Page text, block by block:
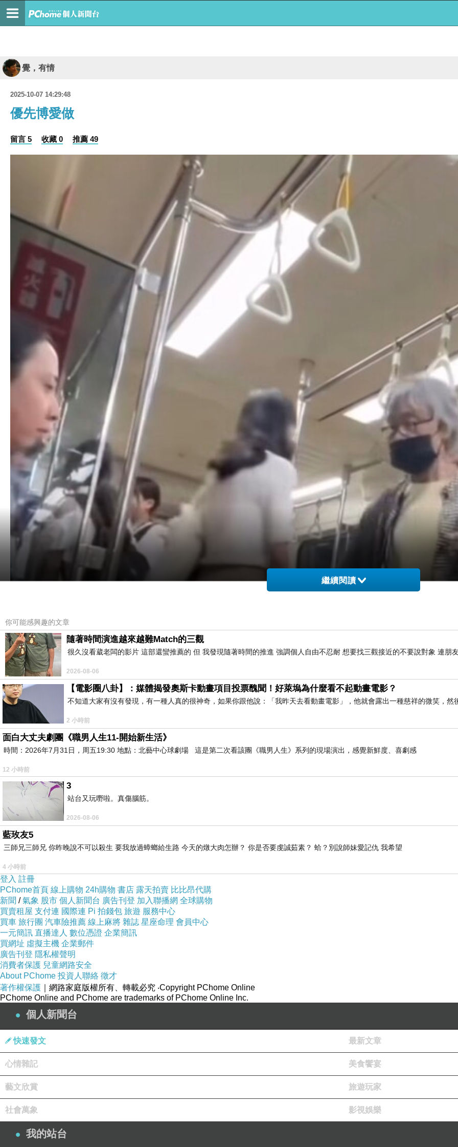
覺，有情
2025-10-07 14:29:48
優先博愛做
留言 5 收藏 0 推薦 49
繼續閱讀
你可能感興趣的文章
隨著時間演進越來越難Match的三觀
很久沒看葳老闆的影片 這部還蠻推薦的 但 我發現隨著時間的推進 強調個人自由不忍耐 想要找三觀接近的不要說對象 連朋
2026-08-06
【電影圈八卦】：媒體揭發奧斯卡動畫項目投票醜聞！好萊塢為什麼看不起動畫電影？
不知道大家有沒有發現，有一種人真的很神奇，如果你跟他說：「我昨天去看動畫電影」，他就會露出一種慈祥的微笑，然
2 小時前
面白大丈夫劇團《職男人生11-開始新生活》
時間：2026年7月31日，周五19:30 地點：北藝中心球劇場 這是第二次看該團《職男人生》系列的現場演出，感覺新鮮度、喜劇感
12 小時前
3
站台又玩嘢啦。真傷腦筋。
2026-08-06
藍玫友5
三師兄三師兄 你昨晚說不可以殺生 要我放過蟑螂給生路 今天的燉大肉怎辦？ 你是否要虔誠茹素？ 蛤？別說師妹愛記仇 我希望
4 小時前
登入 註冊
PChome首頁 線上購物 24h購物 書店 露天拍賣 比比昂代購
新聞 /氣象 股市 個人新聞台 廣告刊登 加入聯播網 全球購物
買賣租屋 支付連 國際連 Pi 拍錢包 旅遊 服務中心
買車 旅行團 汽車險推薦 線上麻將 雜誌 星座命理 會員中心
一元簡訊 直播達人 數位憑證 企業簡訊
買網址 虛擬主機 企業郵件
廣告刊登 隱私權聲明
消費者保護 兒童網路安全
About PChome 投資人聯絡 徵才
著作權保護 ｜網路家庭版權所有、轉載必究 ‧Copyright PChome Online
PChome Online and PChome are trademarks of PChome Online Inc.
個人新聞台
快速發文 最新文章
心情雜記 美食饗宴
藝文欣賞 旅遊玩家
社會萬象 影視娛樂
我的站台